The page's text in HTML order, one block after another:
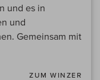
und es in
und
Gemeinsam mit
ZUM WINZER